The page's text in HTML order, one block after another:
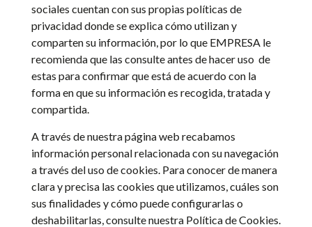
sociales cuentan con sus propias políticas de
privacidad donde se explica cómo utilizan y
comparten su información, por lo que EMPRESA le
recomienda que las consulte antes de hacer uso de
estas para confirmar que está de acuerdo con la
forma en que su información es recogida, tratada y
compartida.
A través de nuestra página web recabamos
información personal relacionada con su navegación
a través del uso de cookies. Para conocer de manera
clara y precisa las cookies que utilizamos, cuáles son
sus finalidades y cómo puede configurarlas o
deshabilitarlas, consulte nuestra Política de Cookies.